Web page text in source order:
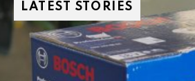
LATEST STORIES